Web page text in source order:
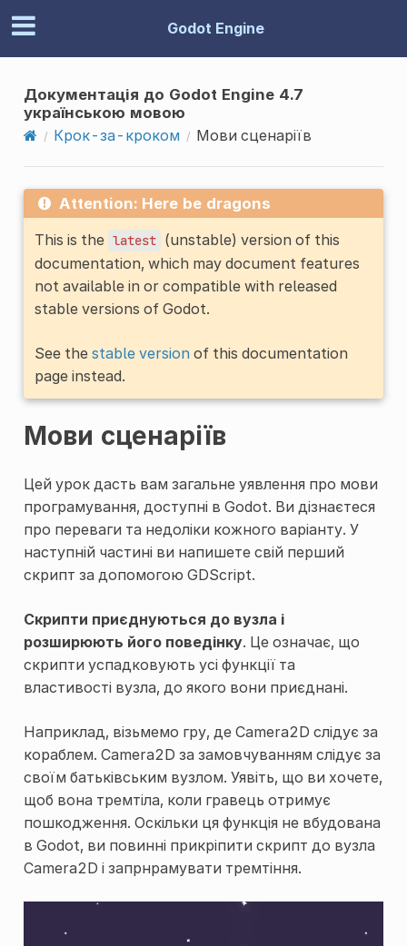
Godot Engine
Документація до Godot Engine 4.7
українською мовою
Крок-за-кроком
Мови сценаріїв
Attention: Here be dragons
This is the latest (unstable) version of this
documentation, which may document features
not available in or compatible with released
stable versions of Godot.
See the stable versionof this documentation
page instead.
Мови сценаріїв
Цей урок дасть вам загальне уявлення про мови
програмування, доступні в Godot. Ви дізнаєтеся
про переваги та недоліки кожного варіанту. У
наступній частині ви напишете свій перший
скрипт за допомогою GDScript.
Скрипти приєднуються до вузла і
розширюють його поведінку. Це означає, що
скрипти успадковують усі функції та
властивості вузла, до якого вони приєднані.
Наприклад, візьмемо гру, де Camera2D слідує за
кораблем. Camera2D за замовчуванням слідує за
своїм батьківським вузлом. Уявіть, що ви хочете,
щоб вона тремтіла, коли гравець отримує
пошкодження. Оскільки ця функція не вбудована
в Godot, ви повинні прикріпити скрипт до вузла
Camera2D і запрнрамувати тремтіння.